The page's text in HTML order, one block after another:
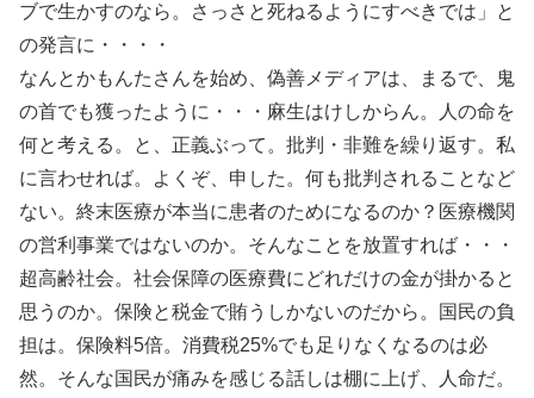
ブで生かすのなら。さっさと死ねるようにすべきでは」と
の発言に・・・・
なんとかもんたさんを始め、偽善メディアは、まるで、鬼
の首でも獲ったように・・・麻生はけしからん。人の命を
何と考える。と、正義ぶって。批判・非難を繰り返す。私
に言わせれば。よくぞ、申した。何も批判されることなど
ない。終末医療が本当に患者のためになるのか？医療機関
の営利事業ではないのか。そんなことを放置すれば・・・
超高齢社会。社会保障の医療費にどれだけの金が掛かると
思うのか。保険と税金で賄うしかないのだから。国民の負
担は。保険料5倍。消費税25%でも足りなくなるのは必
然。そんな国民が痛みを感じる話しは棚に上げ、人命だ。